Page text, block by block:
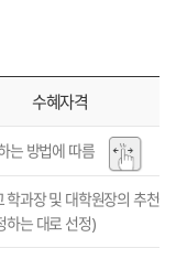
수혜자격
는 방법에 따름
과장 및 대학원장의 추천을
하는 대로 선정)